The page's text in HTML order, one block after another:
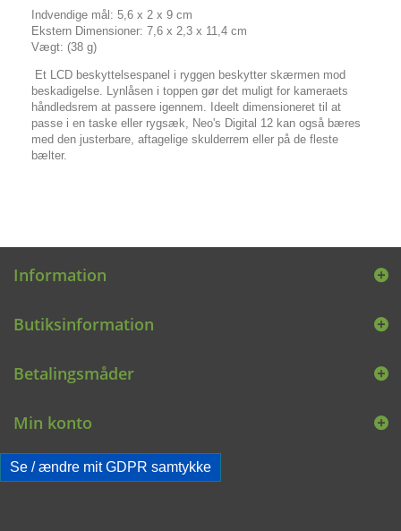
Indvendige mål: 5,6 x 2 x 9 cm
Ekstern Dimensioner: 7,6 x 2,3 x 11,4 cm
Vægt: (38 g)
Et LCD beskyttelsespanel i ryggen beskytter skærmen mod
beskadigelse. Lynlåsen i toppen gør det muligt for kameraets
håndledsrem at passere igennem. Ideelt dimensioneret til at
passe i en taske eller rygsæk, Neo's Digital 12 kan også bæres
med den justerbare, aftagelige skulderrem eller på de fleste
bælter.
Information
Butiksinformation
Betalingsmåder
Min konto
Se / ændre mit GDPR samtykke